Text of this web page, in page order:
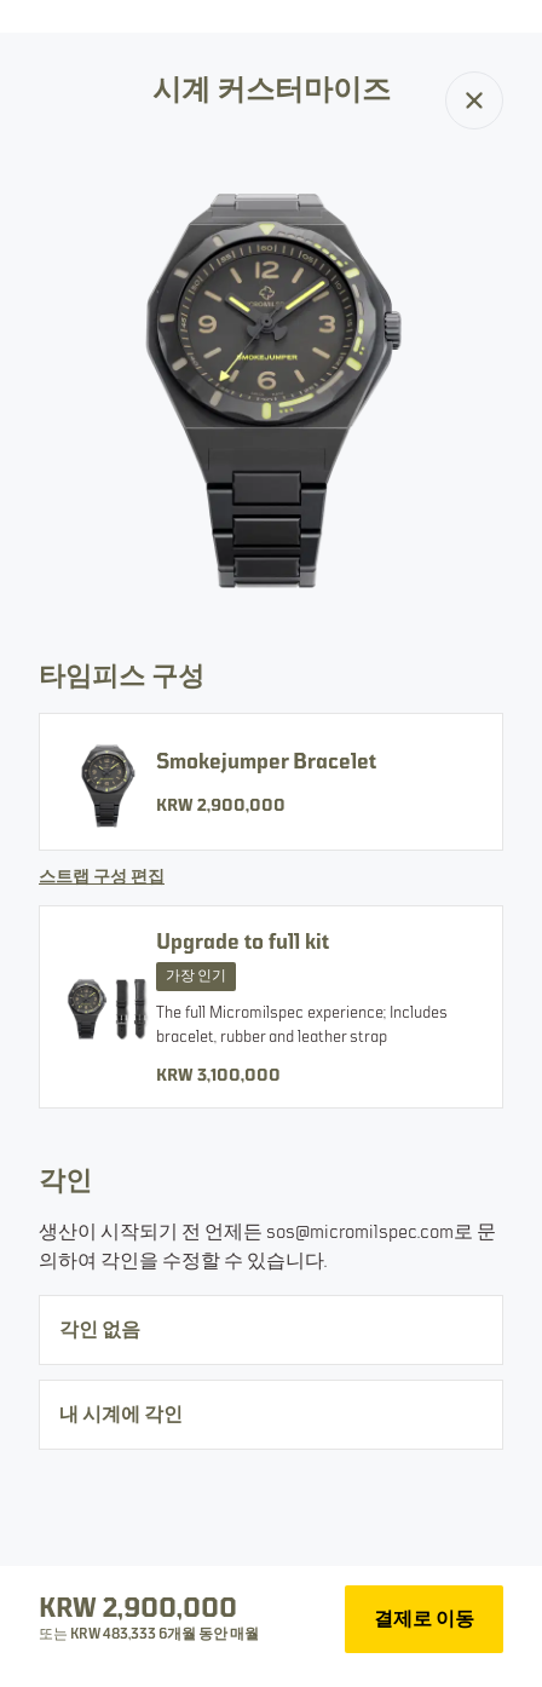
DECLASSIFIED EDITION
SMOKEJUMPER
42 MM 12 MM 200 M
SELECT VARIANT
모든 가격에는 VAT/세금이 포함됩니다
품절되었습니다. 목록에 가입하시면 향후 출시 소식을 알
려드리겠습니다.
이메일
다음 에디션 알림 신청
5년 국제 보증
닫기
시계 커스터마이즈
타임피스 구성
Smokejumper Bracelet
KRW 2,900,000
스트랩 구성 편집
Upgrade to full kit
가장 인기
The full Micromilspec experience; Includes
bracelet, rubber and leather strap
KRW 3,100,000
각인
생산이 시작되기 전 언제든 sos@micromilspec.com로 문
의하여 각인을 수정할 수 있습니다.
각인 없음
내 시계에 각인
KRW 2,900,000
또는 KRW 483,333 6개월 동안 매월
결제로 이동